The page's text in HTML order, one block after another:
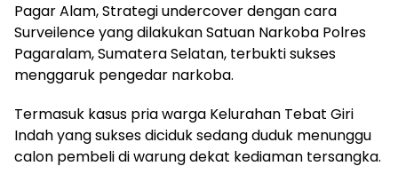
Pagar Alam, Strategi undercover dengan cara
Surveilence yang dilakukan Satuan Narkoba Polres
Pagaralam, Sumatera Selatan, terbukti sukses
menggaruk pengedar narkoba.
Termasuk kasus pria warga Kelurahan Tebat Giri
Indah yang sukses diciduk sedang duduk menunggu
calon pembeli di warung dekat kediaman tersangka.